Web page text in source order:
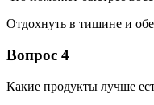
Отдохнуть в тишине и
Вопрос 4
Какие продукты лучше